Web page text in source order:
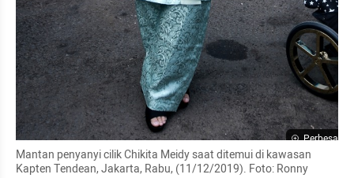
Perbesar
Mantan penyanyi cilik Chikita Meidy saat ditemui di kawasan
Kapten Tendean, Jakarta, Rabu, (11/12/2019). Foto: Ronny